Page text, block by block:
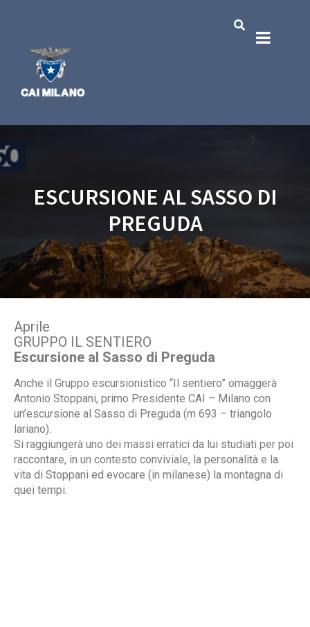
ESCURSIONE AL SASSO DI
PREGUDA
Aprile
GRUPPO IL SENTIERO
Escursione al Sasso di Preguda
Anche il Gruppo escursionistico “Il sentiero” omaggerà
Antonio Stoppani, primo Presidente CAI – Milano con
un’escursione al Sasso di Preguda (m 693 – triangolo
lariano).
Si raggiungerà uno dei massi erratici da lui studiati per poi
raccontare, in un contesto conviviale, la personalità e la
vita di Stoppani ed evocare (in milanese) la montagna di
quei tempi.